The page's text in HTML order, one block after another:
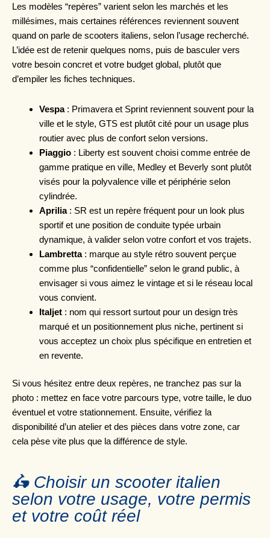
Les modèles “repères” varient selon les marchés et les
millésimes, mais certaines références reviennent souvent
quand on parle de scooters italiens, selon l’usage recherché.
L’idée est de retenir quelques noms, puis de basculer vers
votre besoin concret et votre budget global, plutôt que
d’empiler les fiches techniques.
Vespa: Primavera et Sprint reviennent souvent pour la
ville et le style, GTS est plutôt cité pour un usage plus
routier avec plus de confort selon versions.
Piaggio : Liberty est souvent choisi comme entrée de
gamme pratique en ville, Medley et Beverly sont plutôt
visés pour la polyvalence ville et périphérie selon
cylindrée.
Aprilia: SR est un repère fréquent pour un look plus
sportif et une position de conduite typée urbain
dynamique, à valider selon votre confort et vos trajets.
Lambretta: marque au style rétro souvent perçue
comme plus “confidentielle” selon le grand public, à
envisager si vous aimez le vintage et si le réseau local
vous convient.
Italjet : nom qui ressort surtout pour un design très
marqué et un positionnement plus niche, pertinent si
vous acceptez un choix plus spécifique en entretien et
en revente.
Si vous hésitez entre deux repères, ne tranchez pas sur la
photo : mettez en face votre parcours type, votre taille, le duo
éventuel et votre stationnement. Ensuite, vérifiez la
disponibilité d’un atelier et des pièces dans votre zone, car
cela pèse vite plus que la différence de style.
🛵 Choisir un scooter italien
selon votre usage, votre permis
et votre coût réel